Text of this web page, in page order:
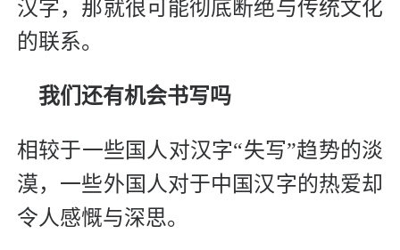
汉字，那就很可能彻底断绝与传统文化
的联系。
我们还有机会书写吗
相较于一些国人对汉字“失写”趋势的淡
漠，一些外国人对于中国汉字的热爱却
令人感慨与深思。